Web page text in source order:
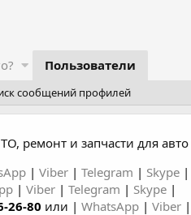
Пользователи
сообщений профилей
ремонт и запчасти для авто
| Viber | Telegram | Skype |
| Viber | Telegram | Skype |
26-80 или | WhatsApp | Viber |